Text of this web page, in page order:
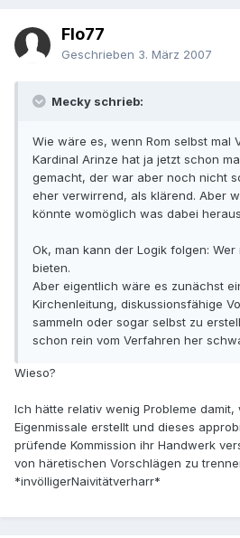
Flo77
Geschrieben 3. März 2007
Mecky schrieb:
Wie wäre es, wenn Rom selbst mal
Kardinal Arinze hat ja jetzt schon
gemacht, der war aber noch nicht
eher verwirrend, als klärend. Aber
könnte womöglich was dabei
Ok, man kann der Logik folgen:
bieten.
Aber eigentlich wäre es zunächst
Kirchenleitung, diskussionsfähige
sammeln oder sogar selbst zu
schon rein vom Verfahren her
Wieso?
Ich hätte relativ wenig Probleme damit,
Eigenmissale erstellt und dieses
prüfende Kommission ihr Handwerk
von häretischen Vorschlägen zu
*invölligerNaivitätverharr*